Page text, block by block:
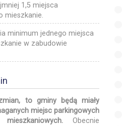
1,5 miejsca
mieszkanie.
minimum jednego miejsca
w zabudowie
to gminy będą miały
miejsc parkingowych
Obecnie